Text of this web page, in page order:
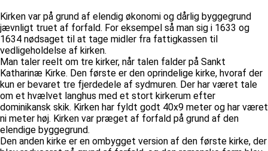
Kirken var på grund af elendig økonomi og dårlig byggegrund
jævnligt truet af forfald. For eksempel så man sig i 1633 og
1634 nødsaget til at tage midler fra fattigkassen til
vedligeholdelse af kirken.
Man taler reelt om tre kirker, når talen falder på Sankt
Katharinæ Kirke. Den første er den oprindelige kirke, hvoraf der
kun er bevaret tre fjerdedele af sydmuren. Der har været tale
om et hvælvet langhus med et stort kirkerum efter
dominikansk skik. Kirken har fyldt godt 40x9 meter og har været
ni meter høj. Kirken var præget af forfald på grund af den
elendige byggegrund.
Den anden kirke er en ombygget version af den første kirke, der